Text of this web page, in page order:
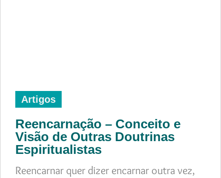
Artigos
Reencarnação – Conceito e
Visão de Outras Doutrinas
Espiritualistas
Reencarnar quer dizer encarnar outra vez,